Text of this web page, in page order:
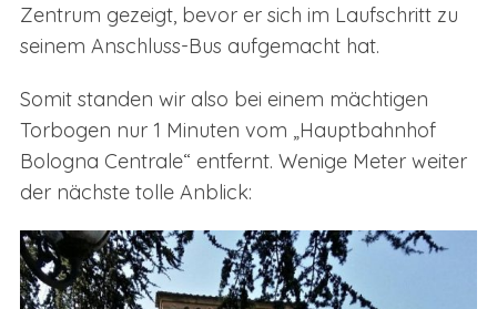
Zentrum gezeigt, bevor er sich im Laufschritt zu
seinem Anschluss-Bus aufgemacht hat.
Somit standen wir also bei einem mächtigen
Torbogen nur 1 Minuten vom „Hauptbahnhof
Bologna Centrale“ entfernt. Wenige Meter weiter
der nächste tolle Anblick: